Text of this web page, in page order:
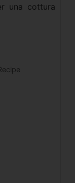
una cottura